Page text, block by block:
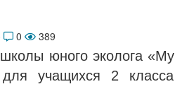
0 389
юного эколога
учащихся 2